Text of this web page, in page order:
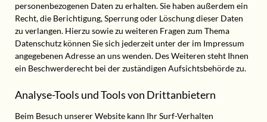
personenbezogenen Daten zu erhalten. Sie haben außerdem ein
Recht, die Berichtigung, Sperrung oder Löschung dieser Daten
zu verlangen. Hierzu sowie zu weiteren Fragen zum Thema
Datenschutz können Sie sich jederzeit unter der im Impressum
angegebenen Adresse an uns wenden. Des Weiteren steht Ihnen
ein Beschwerderecht bei der zuständigen Aufsichtsbehörde zu.
Analyse-Tools und Tools von Drittanbietern
Beim Besuch unserer Website kann Ihr Surf-Verhalten